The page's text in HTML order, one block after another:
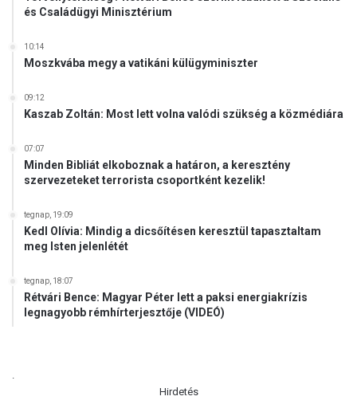
és Családügyi Minisztérium
10:14
Moszkvába megy a vatikáni külügyminiszter
09:12
Kaszab Zoltán: Most lett volna valódi szükség a közmédiára
07:07
Minden Bibliát elkoboznak a határon, a keresztény
szervezeteket terrorista csoportként kezelik!
tegnap, 19:09
Kedl Olívia: Mindig a dicsőítésen keresztül tapasztaltam
meg Isten jelenlétét
tegnap, 18:07
Rétvári Bence: Magyar Péter lett a paksi energiakrízis
legnagyobb rémhírterjesztője (VIDEÓ)
.
Hirdetés